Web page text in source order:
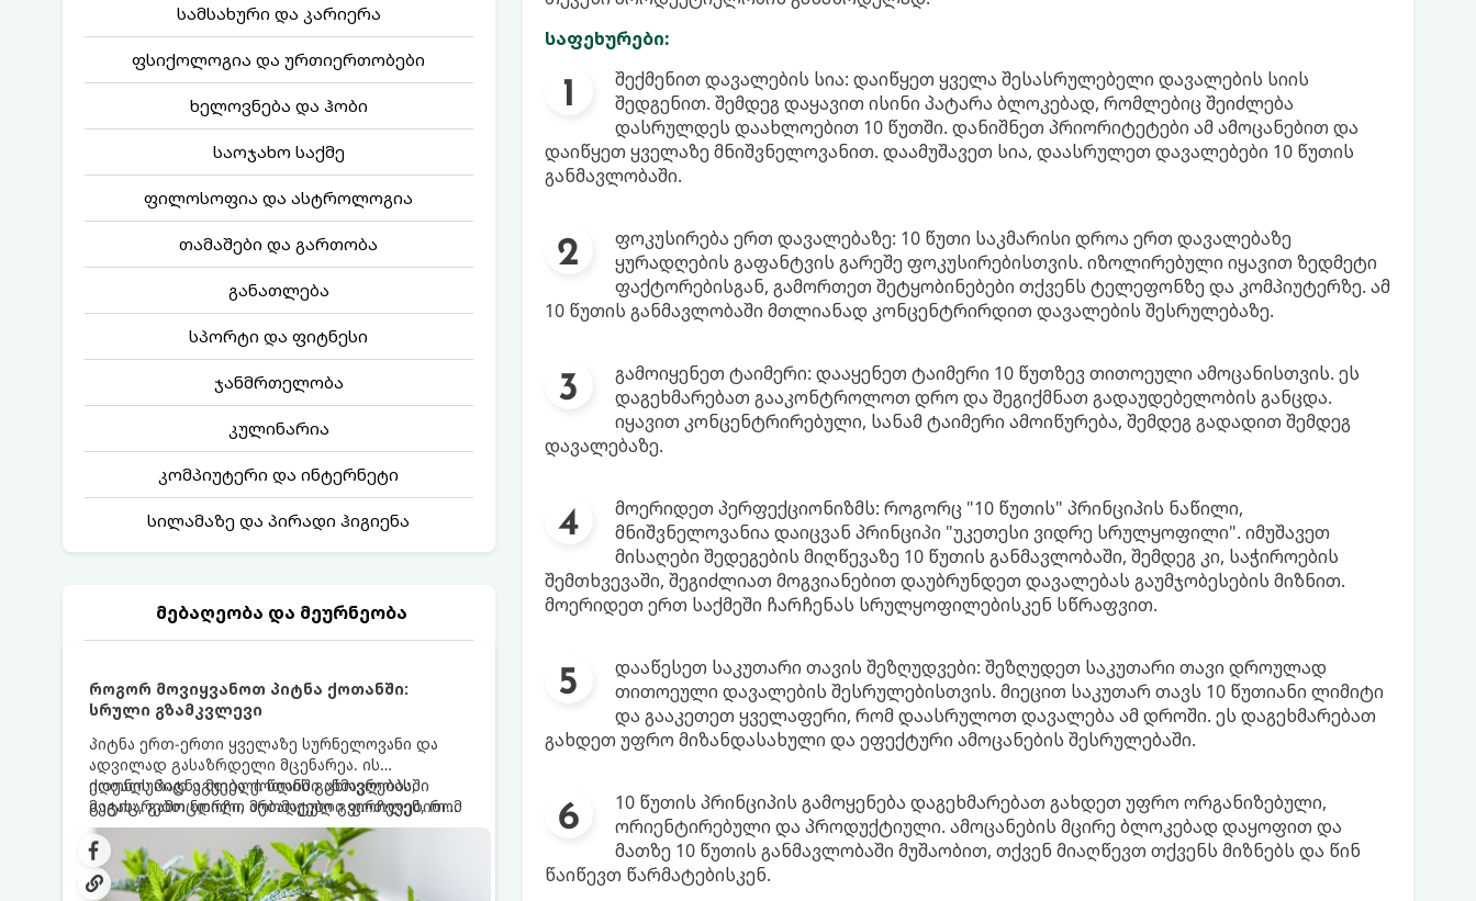
სამსახური და კარიერა
ფსიქოლოგია და ურთიერთობები
ხელოვნება და ჰობი
საოჯახო საქმე
ფილოსოფია და ასტროლოგია
თამაშები და გართობა
განათლება
სპორტი და ფიტნესი
ჯანმრთელობა
კულინარია
კომპიუტერი და ინტერნეტი
სილამაზე და პირადი ჰიგიენა
მებაღეობა და მეურნეობა
როგორ მოვიყვანოთ პიტნა ქოთანში:
სრული გზამკვლევი
პიტნა ერთ-ერთი ყველაზე სურნელოვანი და
ადვილად გასაზრდელი მცენარეა. ის
იდეალურად ეგუება ქოთანში ცხოვრებას,
მეტიც, გამოცდილი მებაღეები გვირჩევენ, რომ
პიტნა მხოლოდ ქოთანში მოვიყვანოთ, რადგან
ღია გრუნტში (ბაღში) დარგვისას ის ფესვებით
ძალიან სწრაფად ვრცელდება და სხვა
მცენარეებს ავიწროებს.
ქოთნის პიტნა მთელი წლის განმავლობაში
გაგახარებთ ნორჩი, არომატული ფოთლებით
ჩაის, ლიმონათისა თუ კერძებისთვის.
საფეხურები:
შექმენით დავალების სია: დაიწყეთ ყველა შესასრულებელი დავალების სიის
შედგენით. შემდეგ დაყავით ისინი პატარა ბლოკებად, რომლებიც შეიძლება
დასრულდეს დაახლოებით 10 წუთში. დანიშნეთ პრიორიტეტები ამ ამოცანებით და
დაიწყეთ ყველაზე მნიშვნელოვანით. დაამუშავეთ სია, დაასრულეთ დავალებები 10 წუთის
განმავლობაში.
ფოკუსირება ერთ დავალებაზე: 10 წუთი საკმარისი დროა ერთ დავალებაზე
ყურადღების გაფანტვის გარეშე ფოკუსირებისთვის. იზოლირებული იყავით ზედმეტი
ფაქტორებისგან, გამორთეთ შეტყობინებები თქვენს ტელეფონზე და კომპიუტერზე. ამ
10 წუთის განმავლობაში მთლიანად კონცენტრირდით დავალების შესრულებაზე.
გამოიყენეთ ტაიმერი: დააყენეთ ტაიმერი 10 წუთზევ თითოეული ამოცანისთვის. ეს
დაგეხმარებათ გააკონტროლოთ დრო და შეგიქმნათ გადაუდებელობის განცდა.
იყავით კონცენტრირებული, სანამ ტაიმერი ამოიწურება, შემდეგ გადადით შემდეგ
დავალებაზე.
მოერიდეთ პერფექციონიზმს: როგორც "10 წუთის" პრინციპის ნაწილი,
მნიშვნელოვანია დაიცვან პრინციპი "უკეთესი ვიდრე სრულყოფილი". იმუშავეთ
მისაღები შედეგების მიღწევაზე 10 წუთის განმავლობაში, შემდეგ კი, საჭიროების
შემთხვევაში, შეგიძლიათ მოგვიანებით დაუბრუნდეთ დავალებას გაუმჯობესების მიზნით.
მოერიდეთ ერთ საქმეში ჩარჩენას სრულყოფილებისკენ სწრაფვით.
დააწესეთ საკუთარი თავის შეზღუდვები: შეზღუდეთ საკუთარი თავი დროულად
თითოეული დავალების შესრულებისთვის. მიეცით საკუთარ თავს 10 წუთიანი ლიმიტი
და გააკეთეთ ყველაფერი, რომ დაასრულოთ დავალება ამ დროში. ეს დაგეხმარებათ
გახდეთ უფრო მიზანდასახული და ეფექტური ამოცანების შესრულებაში.
10 წუთის პრინციპის გამოყენება დაგეხმარებათ გახდეთ უფრო ორგანიზებული,
ორიენტირებული და პროდუქტიული. ამოცანების მცირე ბლოკებად დაყოფით და
მათზე 10 წუთის განმავლობაში მუშაობით, თქვენ მიაღწევთ თქვენს მიზნებს და წინ
წაიწევთ წარმატებისკენ.